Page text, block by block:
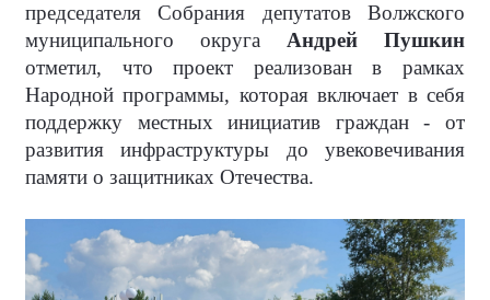
председателя Собрания депутатов Волжского
муниципального округа Андрей Пушкин
отметил, что проект реализован в рамках
Народной программы, которая включает в себя
поддержку местных инициатив граждан - от
развития инфраструктуры до увековечивания
памяти о защитниках Отечества.